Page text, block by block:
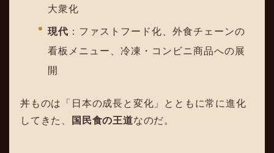
大衆化
現代 ：ファストフード化、外食チェーンの
看板メニュー、冷凍・コンビニ商品への展
開
丼ものは「日本の成長と変化」とともに常に進化
してきた、
国民食の王道なのだ。